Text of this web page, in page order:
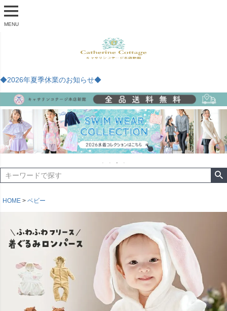
MENU
◆2026年夏季休業のお知らせ◆
HOME ベビー